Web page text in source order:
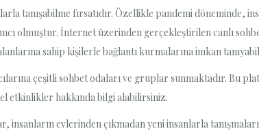
tanışabilme fırsatıdır. Özellikle pandemi döneminde,
olmuştur. İnternet üzerinden gerçekleştirilen canlı
sahip kişilerle bağlantı kurmalarına imkan
çeşitli sohbet odaları ve gruplar sunmaktadır. Bu
etkinlikler hakkında bilgi alabilirsiniz.
evlerinden çıkmadan yeni insanlarla